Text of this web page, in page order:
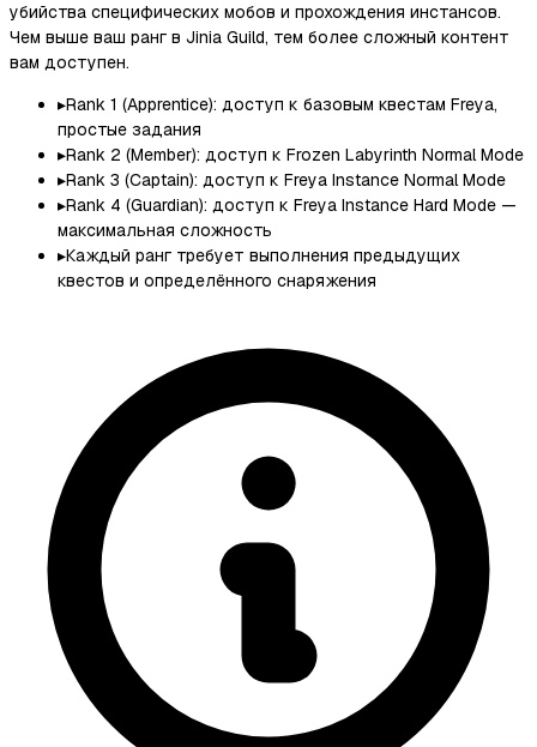
убийства специфических мобов и прохождения инстансов.
Чем выше ваш ранг в Jinia Guild, тем более сложный контент
вам доступен.
▸Rank 1 (Apprentice): доступ к базовым квестам Freya,
простые задания
▸Rank 2 (Member): доступ к Frozen Labyrinth Normal Mode
▸Rank 3 (Captain): доступ к Freya Instance Normal Mode
▸Rank 4 (Guardian): доступ к Freya Instance Hard Mode —
максимальная сложность
▸Каждый ранг требует выполнения предыдущих
квестов и определённого снаряжения